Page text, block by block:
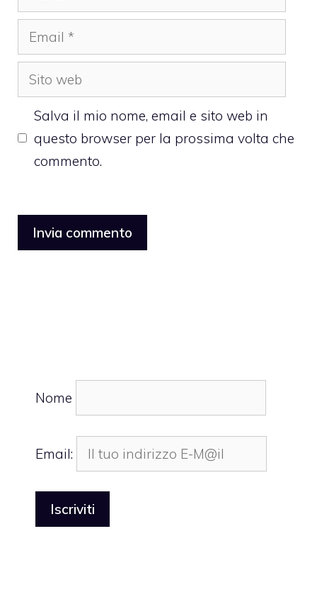
Email
Sito
web
Salva il mio nome, email e sito web in
questo browser per la prossima volta che
commento.
Nome
Email: